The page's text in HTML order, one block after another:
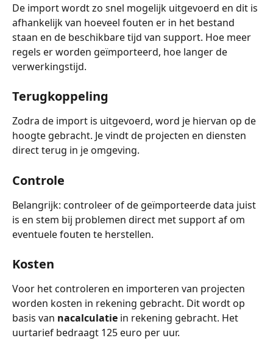
De import wordt zo snel mogelijk uitgevoerd en dit is
afhankelijk van hoeveel fouten er in het bestand
staan en de beschikbare tijd van support. Hoe meer
regels er worden geïmporteerd, hoe langer de
verwerkingstijd.
Terugkoppeling
Zodra de import is uitgevoerd, word je hiervan op de
hoogte gebracht. Je vindt de projecten en diensten
direct terug in je omgeving.
Controle
Belangrijk: controleer of de geïmporteerde data juist
is en stem bij problemen direct met support af om
eventuele fouten te herstellen.
Kosten
Voor het controleren en importeren van projecten
worden kosten in rekening gebracht. Dit wordt op
basis van nacalculatie in rekening gebracht. Het
uurtarief bedraagt 125 euro per uur.